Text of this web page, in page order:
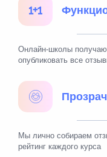
Онлайн-школы
опубликовать все
Мы лично собираем
рейтинг каждого курса